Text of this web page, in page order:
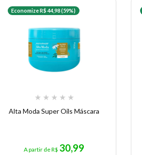
Economize R$ 44,98 (59%)
★ ★ ★ ★ ★
Alta Moda Super Oils Máscara
A partir de R$ 30,99